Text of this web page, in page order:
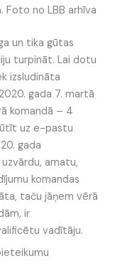
Foto no LBB arhīva
un tika gūtas
turpināt. Lai dotu
izsludināta
gada 7. martā
komandā – 4
uz e-pastu
gada
amatu,
komandas
taču jāņem vērā
ir
vadītāju.